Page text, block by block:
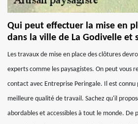
Qui peut effectuer la mise en
dans la ville de La Godivelle et
Les travaux de mise en place des clôtures
experts comme les paysagistes. On peut vous
contact avec Entreprise Peringale. Il est connu
meilleure qualité de travail. Sachez qu'il
abordables et accessibles à tout le monde. De